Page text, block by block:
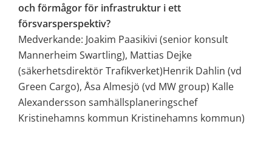
och förmågor för infrastruktur i ett
försvarsperspektiv?
Medverkande: Joakim Paasikivi (senior konsult
Mannerheim Swartling), Mattias Dejke
(säkerhetsdirektör Trafikverket)Henrik Dahlin (vd
Green Cargo), Åsa Almesjö (vd MW group) Kalle
Alexandersson samhällsplaneringschef
Kristinehamns kommun Kristinehamns kommun)